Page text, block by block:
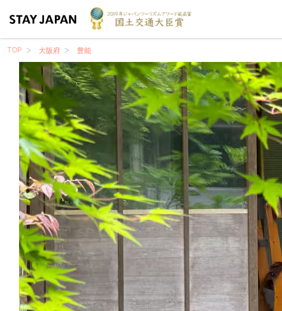
TOP 大阪府 豊能